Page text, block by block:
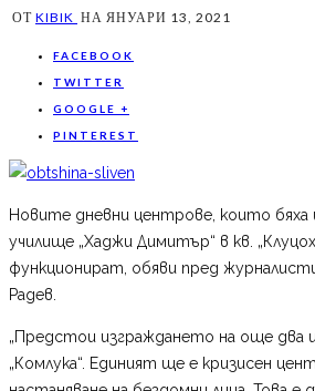
ОТ KIBIK НА ЯНУАРИ 13, 2021
FACEBOOK
TWITTER
GOOGLE +
PINTEREST
Новите дневни центрове, които
училище „Хаджи Димитър“ в кв.
функционират, обяви пред
Радев.
„Предстои изграждането на още два
„Комлука“. Единият ще е кризисен